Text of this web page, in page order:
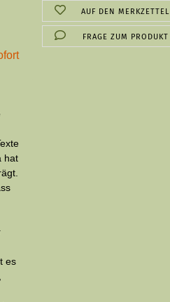
AUF DEN MERKZETTEL
FRAGE ZUM PRODUKT
hat
es